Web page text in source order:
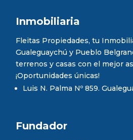
Inmobiliaria
Fleitas Propiedades, tu
Gualeguaychú y Pueblo
terrenos y casas con el mejor
¡Oportunidades únicas!
Luis N. Palma Nº 859.
Fundador